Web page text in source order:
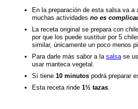
En la preparación de esta salsa va
muchas actividades no es
La receta original se prepara con
por que los puede sustituir por 5
similar, únicamente un poco menos
Para darle más sabor a la salsa se
usar manteca vegetal.
Sí tiene 10 minutos podrá preparar
Esta receta rinde 1½ tazas